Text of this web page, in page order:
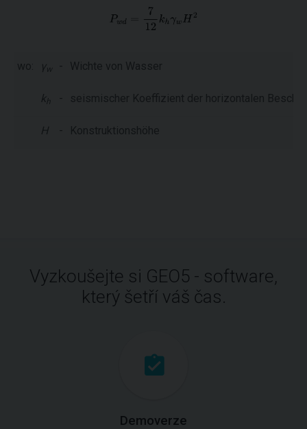
wo: γ w - Wichte von Wasser
k h - seismischer Koeffizient der horizontalen
H - Konstruktionshöhe
Vyzkoušejte si GEO5 - software,
který šetří váš čas.
Demoverze